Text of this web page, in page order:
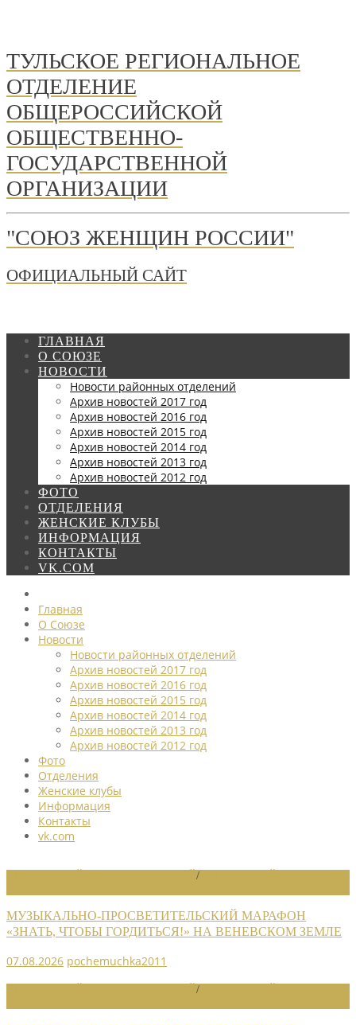
ТУЛЬСКОЕ РЕГИОНАЛЬНОЕ
ОТДЕЛЕНИЕ
ОБЩЕРОССИЙСКОЙ
ОБЩЕСТВЕННО-
ГОСУДАРСТВЕННОЙ
ОРГАНИЗАЦИИ
"СОЮЗ ЖЕНЩИН РОССИИ"
ОФИЦИАЛЬНЫЙ САЙТ
ГЛАВНАЯ
О СОЮЗЕ
НОВОСТИ
Новости районных отделений
Архив новостей 2017 год
Архив новостей 2016 год
Архив новостей 2015 год
Архив новостей 2014 год
Архив новостей 2013 год
Архив новостей 2012 год
ФОТО
ОТДЕЛЕНИЯ
ЖЕНСКИЕ КЛУБЫ
ИНФОРМАЦИЯ
КОНТАКТЫ
VK.COM
Главная
О Союзе
Новости
Новости районных отделений
Архив новостей 2017 год
Архив новостей 2016 год
Архив новостей 2015 год
Архив новостей 2014 год
Архив новостей 2013 год
Архив новостей 2012 год
Фото
Отделения
Женские клубы
Информация
Контакты
vk.com
/
МУЗЫКАЛЬНО-ПРОСВЕТИТЕЛЬСКИЙ МАРАФОН
«ЗНАТЬ, ЧТОБЫ ГОРДИТЬСЯ!» НА ВЕНЕВСКОМ ЗЕМЛЕ
07.08.2026 pochemuchka2011
/